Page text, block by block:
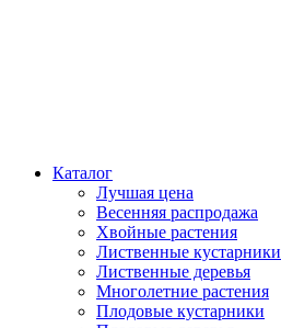
Каталог
Лучшая цена
Весенняя распродажа
Хвойные растения
Лиственные кустарники
Лиственные деревья
Многолетние растения
Плодовые кустарники